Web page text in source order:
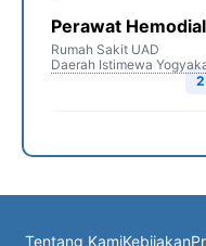
Perawat
Rumah Sakit UAD
Daerah Istimewa
Tentang KamiKebijakan